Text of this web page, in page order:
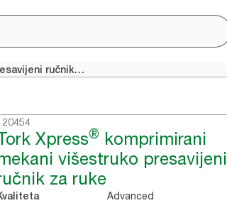
Tork Xpress® komprimirani mekani višestruko presavijeni ručnik za ruke
Xpress® komprimirani
višestruko presavijeni
za ruke
Advanced